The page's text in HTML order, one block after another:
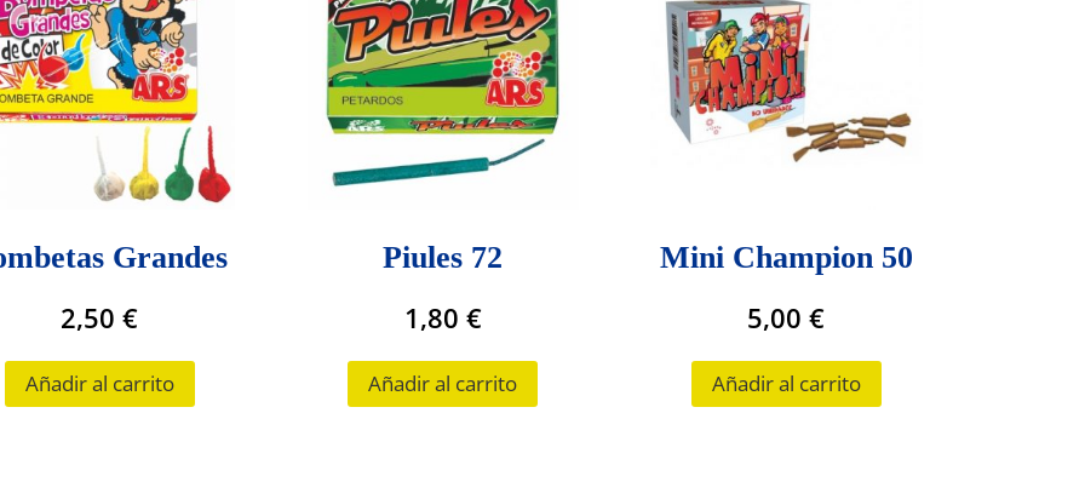
Grandes
2,50€
Añadir al carrito
Piules 72
1,80 €
Añadir al carrito
Mini Champion 50
5,00€
Añadir al carrito